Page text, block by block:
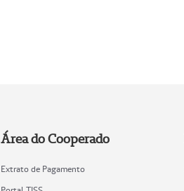
Área do Cooperado
Extrato de Pagamento